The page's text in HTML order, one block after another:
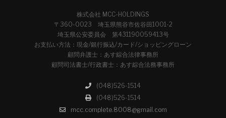
株式会社 MCC-HOLDINGS
〒360-0023 埼玉県熊谷市佐谷田1001-2
埼玉県公安委員会 第431190059413号
お支払い方法：現金/銀行振込/カード/ショッピングローン
顧問弁護士：あす綜合法律事務所
顧問司法書士/行政書士：あす綜合法務事務所
(048)526-1514
(048)526-1514
mcc.complete.8008@gmail.com